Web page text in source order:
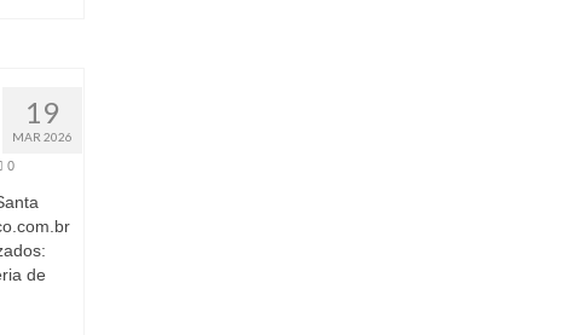
19
MAR 2026
0
de